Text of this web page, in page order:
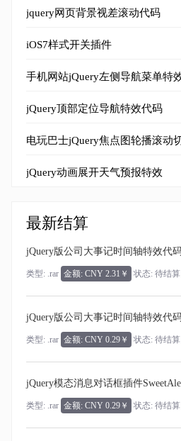
jquery网页背景视差滚动代码
iOS7样式开关插件
手机网站jQuery左侧导航菜单特
jQuery顶部定位导航特效代码
电玩巴士jQuery焦点图轮播滚动
jQuery动画展开天气预报特效
最新结算
jQuery版公司大事记时间轴特效代
类型: .rar 金额: CNY 2.31￥ 状态: 待结算
jQuery版公司大事记时间轴特效代
类型: .rar 金额: CNY 0.29￥ 状态: 待结算
jQuery模态消息对话框插件
类型: .rar 金额: CNY 0.29￥ 状态: 待结算